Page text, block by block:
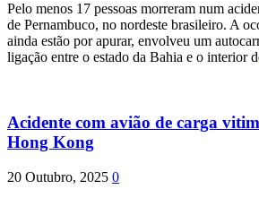
Pelo menos 17 pessoas morreram num
de Pernambuco, no nordeste brasileiro. A
ainda estão por apurar, envolveu um
ligação entre o estado da Bahia e o interior
Acidente com avião de carga
Hong Kong
20 Outubro, 2025 0